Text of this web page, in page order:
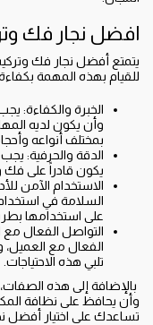
افضل نجار فك
يتمتع أفضل نجار فك
للقيام بهذه المهمة
الخبرة والكفاءة:
وأن يكون لديه
بمختلف أنواعه
الدقة والحرفية:
يكون قادراً على فك
الاستخدام الآمن
السلامة في استخدام
على استخدامها
التواصل الفعال مع
الفعال مع العميل،
تلبي هذه الاحتياجات.
بالإضافة إلى هذه
وأن يحافظ على نظافة
تساعدك على اختيار أفضل